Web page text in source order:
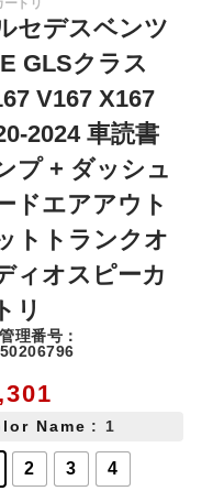
セデスベンツ
GLSクラス
V167 X167
2024 車読書
プ + ダッシュ
ドエアアウト
トトランクオ
ィオスピーカ
リ
理番号：
Name : 1
2 3 4